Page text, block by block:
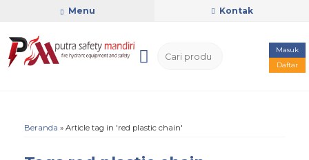
Menu Kontak
Masuk
Daftar
Beranda » Article tag in 'red plastic chain'